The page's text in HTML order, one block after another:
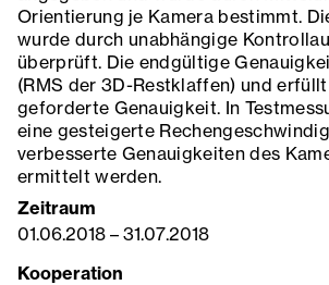
Orientierung je Kamera bestimmt.
wurde durch unabhängige
überprüft. Die endgültige
(RMS der 3D-Restklaffen) und
geforderte Genauigkeit. In
eine gesteigerte
verbesserte Genauigkeiten des
ermittelt werden.
Zeitraum
01.06.2018 – 31.07.2018
Kooperation